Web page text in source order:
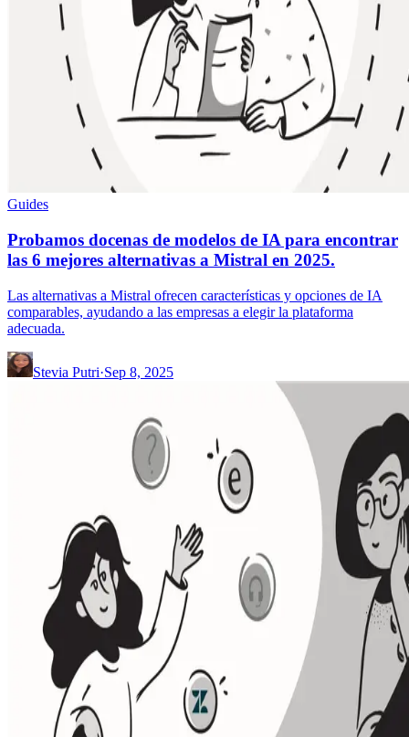
Guides
Probamos docenas de modelos de IA para encontrar
las 6 mejores alternativas a Mistral en 2025.
Las alternativas a Mistral ofrecen características y opciones de IA
comparables, ayudando a las empresas a elegir la plataforma
adecuada.
Stevia Putri·Sep 8, 2025